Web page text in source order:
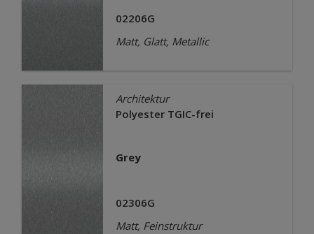
02206G
Matt, Glatt, Metallic
Architektur
Polyester TGIC-frei
Grey
02306G
Matt, Feinstruktur